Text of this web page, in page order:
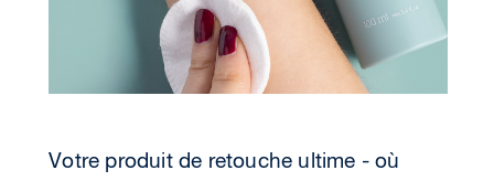
Votre produit de retouche ultime - où